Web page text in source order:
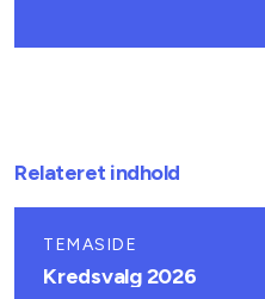
Relateret indhold
TEMASIDE
Kredsvalg 2026